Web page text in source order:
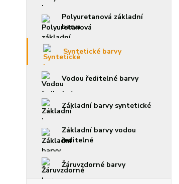
Polyuretanová základní
barva
Syntetické barvy
Vodou ředitelné barvy
Základní barvy syntetické
Základní barvy vodou
ředitelné
Žáruvzdorné barvy